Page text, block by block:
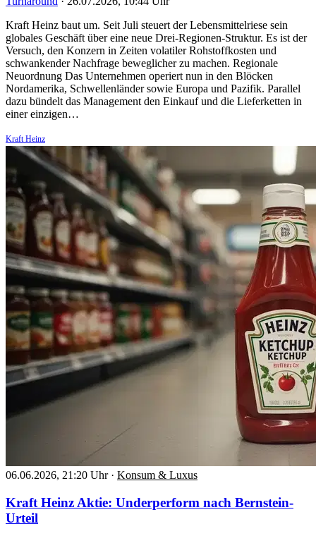
Kraft Heinz baut um. Seit Juli steuert der Lebensmittelriese sein
globales Geschäft über eine neue Drei-Regionen-Struktur. Es ist der
Versuch, den Konzern in Zeiten volatiler Rohstoffkosten und
schwankender Nachfrage beweglicher zu machen. Regionale
Neuordnung Das Unternehmen operiert nun in den Blöcken
Nordamerika, Schwellenländer sowie Europa und Pazifik. Parallel
dazu bündelt das Management den Einkauf und die Lieferketten in
einer einzigen…
Kraft Heinz
06.06.2026, 21:20 Uhr · Konsum & Luxus
Kraft Heinz Aktie: Underperform nach Bernstein-
Urteil